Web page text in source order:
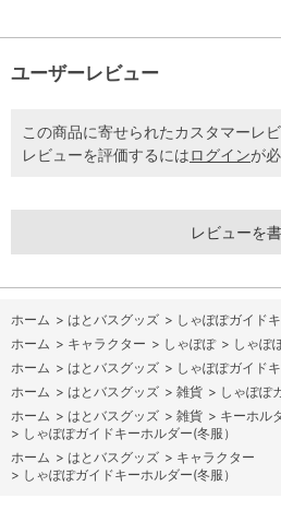
ユーザーレビュー
この商品に寄せられたカスタマーレ
レビューを評価するにはログインが
レビューを書
ホーム > はとバスグッズ > しゃぽぽガイド
ホーム > キャラクター > しゃぽぽ > しゃぽ
ホーム > はとバスグッズ > しゃぽぽガイド
ホーム > はとバスグッズ > 雑貨 > しゃぽぽ
ホーム > はとバスグッズ > 雑貨 > キーホル
> しゃぽぽガイドキーホルダー(冬服）
ホーム > はとバスグッズ > キャラクター
> しゃぽぽガイドキーホルダー(冬服）